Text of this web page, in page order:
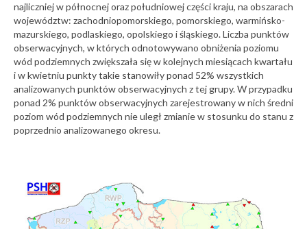
najliczniej w północnej oraz południowej części kraju, na obszarach
województw: zachodniopomorskiego, pomorskiego, warmińsko-
mazurskiego, podlaskiego, opolskiego i śląskiego. Liczba punktów
obserwacyjnych, w których odnotowywano obniżenia poziomu
wód podziemnych zwiększała się w kolejnych miesiącach kwartału
i w kwietniu punkty takie stanowiły ponad 52% wszystkich
analizowanych punktów obserwacyjnych z tej grupy. W przypadku
ponad 2% punktów obserwacyjnych zarejestrowany w nich średni
poziom wód podziemnych nie uległ zmianie w stosunku do stanu z
poprzednio analizowanego okresu.